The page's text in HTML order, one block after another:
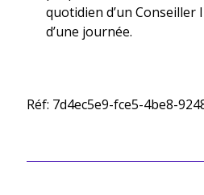
quotidien d’un Conseiller
d’une journée.
Réf: 7d4ec5e9-fce5-4be8-